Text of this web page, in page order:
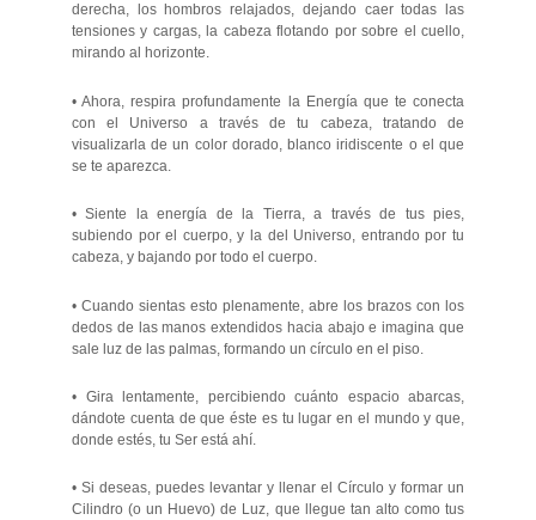
derecha, los hombros relajados, dejando caer todas las
tensiones y cargas, la cabeza flotando por sobre el cuello,
mirando al horizonte.
• Ahora, respira profundamente la Energía que te conecta
con el Universo a través de tu cabeza, tratando de
visualizarla de un color dorado, blanco iridiscente o el que
se te aparezca.
• Siente la energía de la Tierra, a través de tus pies,
subiendo por el cuerpo, y la del Universo, entrando por tu
cabeza, y bajando por todo el cuerpo.
• Cuando sientas esto plenamente, abre los brazos con los
dedos de las manos extendidos hacia abajo e imagina que
sale luz de las palmas, formando un círculo en el piso.
• Gira lentamente, percibiendo cuánto espacio abarcas,
dándote cuenta de que éste es tu lugar en el mundo y que,
donde estés, tu Ser está ahí.
• Si deseas, puedes levantar y llenar el Círculo y formar un
Cilindro (o un Huevo) de Luz, que llegue tan alto como tus